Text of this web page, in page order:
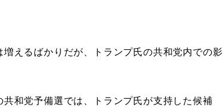
えるばかりだが、トランプ氏の共和党内での影
和党予備選では、トランプ氏が支持した候補